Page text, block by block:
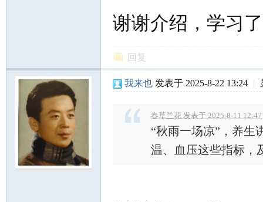
谢谢介绍，学习
回复
我来也 发表于 2025-8-22 13:24 |
春草兰花 发表于 2025-8-11 12:47
“秋雨一场凉”，养生
温、血压这些指标，